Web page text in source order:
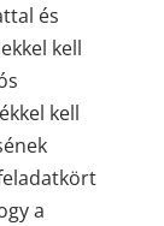
és
kell
kell
a